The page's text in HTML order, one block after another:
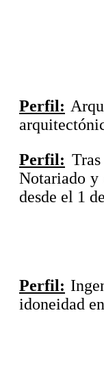
Perfil:
Perfil:
Notariado y
desde el 1
Perfil:
idoneidad